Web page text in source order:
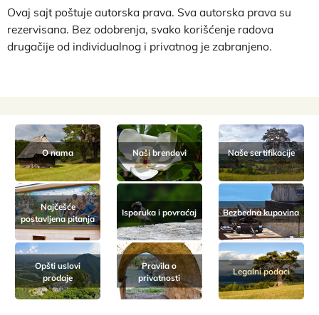
Ovaj sajt poštuje autorska prava. Sva autorska prava su
rezervisana. Bez odobrenja, svako korišćenje radova
drugačije od individualnog i privatnog je zabranjeno.
O nama Naši brendovi Naše sertifikacije
Najčešće
postavljena pitanja
Isporuka i povraćaj Bezbedna kupovina
Opšti uslovi
prodaje
Pravila o
privatnosti
Legalni podaci